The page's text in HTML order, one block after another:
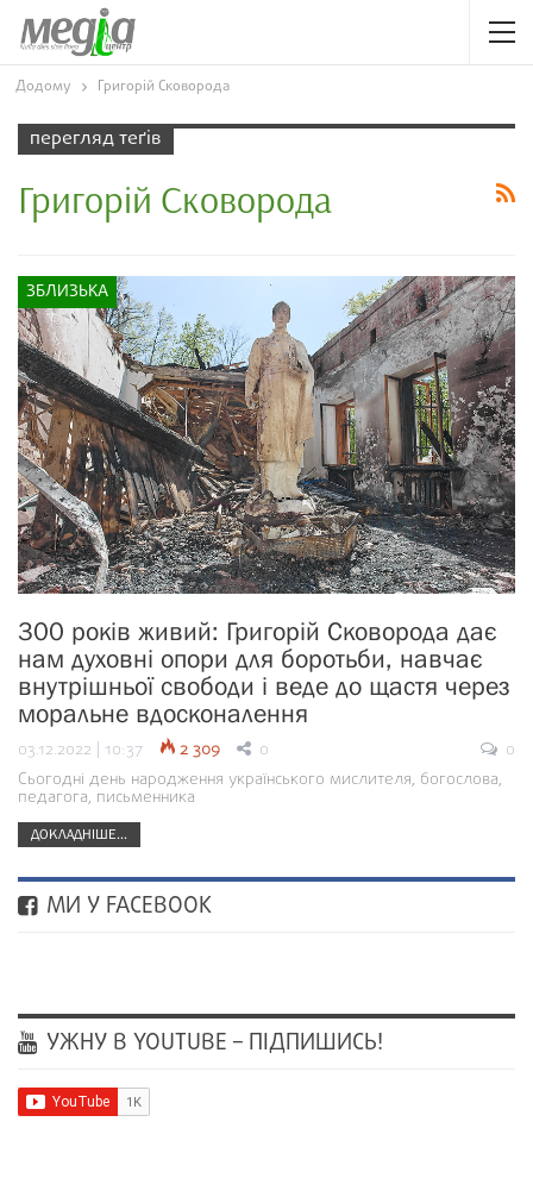
Додому Григорій Сковорода
перегляд теґів
Григорій Сковорода
ЗБЛИЗЬКА
300 років живий: Григорій Сковорода дає
нам духовні опори для боротьби, навчає
внутрішньої свободи і веде до щастя через
моральне вдосконалення
03.12.2022 | 10:37 2 309 0
0
Сьогодні день народження українського мислителя, богослова,
педагога, письменника
ДОКЛАДНІШЕ...
МИ У FACEBOOK
УЖНУ В YOUTUBE – ПІДПИШИСЬ!